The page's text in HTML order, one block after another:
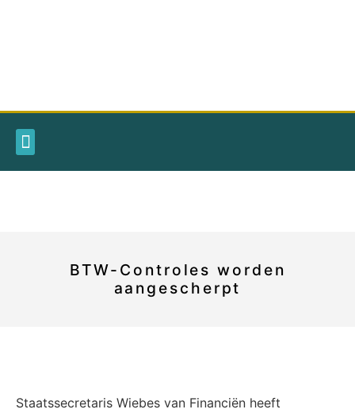
BTW-Controles worden
aangescherpt
Staatssecretaris Wiebes van Financiën heeft